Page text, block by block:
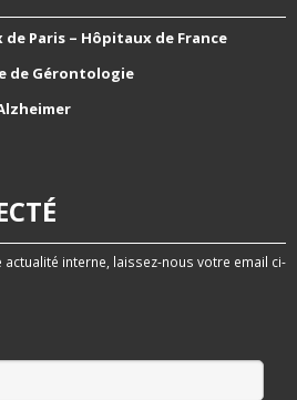
Paris – Hôpitaux de France
de Gérontologie
interne, laissez-nous votre email ci-